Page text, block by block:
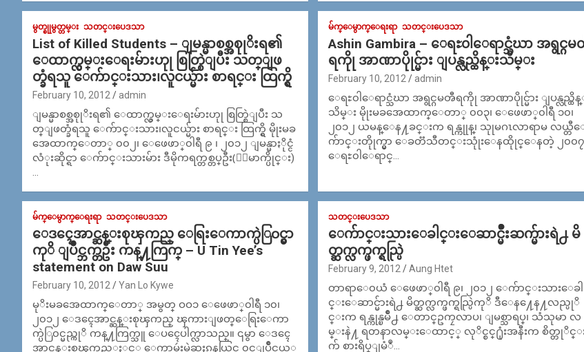
မွတ္စုုမွတ္တမ္း သတင္းပေဒသာ
List of Killed Students – ျမန္မာစစ္အစုုိးရ၏
ေထာက္လွမ္းေရးမ်ားဟုု စြတ္စြဲျပီး သတ္ျဖ
တ္ခံရသူ ေက်ာင္းသား၊လူငယ္မ်ား စာရင္း ထြက္ရွိ
February 10, 2012 admin
ျမန္မာစစ္အစုုိးရ၏ ေထာက္လွမ္းေရးမ်ားဟုု စြတ္စြဲျပီး သ
တ္ျဖတ္ခံရသူ ေက်ာင္းသား၊လူငယ္မ်ား စာရင္း ထြက္ရွိ မိုုးမခ
အေထာက္ေတာ္ ၀၀၂၊ ေဖေဖာ္၀ါရီ ၉ ၊ ၂၀၁၂ ျမန္မာႏိုင္ငံ
လံုးဆိုင္ရာ ေက်ာင္းသားမ်ား ဒီမိုကရက္တစ္တပ္ဦး(ေျမာက္ပိုင္း)
…
မ်က္ေမွာက္ေရးရာ သတင္းပေဒသာ
Ashin Gambira – ေရႊ၀ါေရာင္သံဃာ အရွင္ဂ
ရကိုု အာဏာပိုုင္မ်ား ျပန္လည္ထိန္းသိမ္း
February 10, 2012 admin
ေရႊ၀ါေရာင္သံဃာ အရွင္ဂမၻီရကိုု အာဏာပိုုင္မ်ား ျပန္လည္ထိ
သိမ္း မိုုးမခအေထာက္ေတာ္ ၀၀၃၊ ေဖေဖာ္၀ါရီ ၁၀၊
၂၀၁၂ ယမန္ေန႔ခင္းက ရန္ကုုန္၊ သုုမဂၤလာရာမ လယ္တီ
က်ာင္းတိုုက္မွာ ေခတၱသီတင္းသုုံးေနထိုုင္ေနတဲ့ ၂၀၀၇
ေရႊ၀ါေရာင္…
မ်က္ေမွာက္ေရးရာ သတင္းပေဒသာ
ေဒၚေအာင္ဆန္းစုၾကည္ ေရြးေကာက္ပဲြ၀င္မွာ
ကုိ ျပိဳင္ဘက္တဦး ကန္႔ကြက္ – U Tin Yee’s
statement on Daw Suu
February 10, 2012 Yan Lo Kywe
မုိးမခအေထာက္ေတာ္ အမွတ္ ဝဝ၁ ေဖေဖာ္၀ါရီ ၁၀၊
၂၀၁၂ ေဒၚေအာင္ဆန္းစုၾကည္ ၾကားျဖတ္ေရြးေကာ
က္ပဲြ၀င္မည္ကုိ ကန္႔ကြက္သူ ေပၚေပါက္လာသည္။ ၎မွာ ေဒၚေ
အာင္ဆန္းစုၾကည္ႏွင့္ ေကာ့မွဴးမဲဆႏၵနယ္တြင္ ၀င္ျပိဳင္မယ့္
သတင္းပေဒသာ
ေက်ာင္းသားေခါင္းေဆာင္မ်ဳိးဆက္မ်ားရဲ႕ မိ
တ္ဆက္လက္ဖက္ရည္ပြဲ
February 9, 2012 Aung Htet
တာရာေ၀ယံ ေဖေဖာ္၀ါရီ ၉၊ ၂၀၁၂ ေက်ာင္းသားေခါ
င္းေဆာင္မ်ားရဲ႕ မိတ္ဆက္လက္ဖက္ရည္ပြဲကုိ ဒီေန႔ေန႔လည္ပုိ
င္းက ရန္ကုန္ၿမိဳ႕ ေတာင္ဥကၠလာပ၊ ျမစ္သာရပ္၊ သံသုမာ လ
မ္းနဲ႔ ရတနာလမ္းေထာင့္ လုိင္စင္႐ုံးအနီးက စိတ္တုိင္
က် စားရိပ္ျမံဳ…